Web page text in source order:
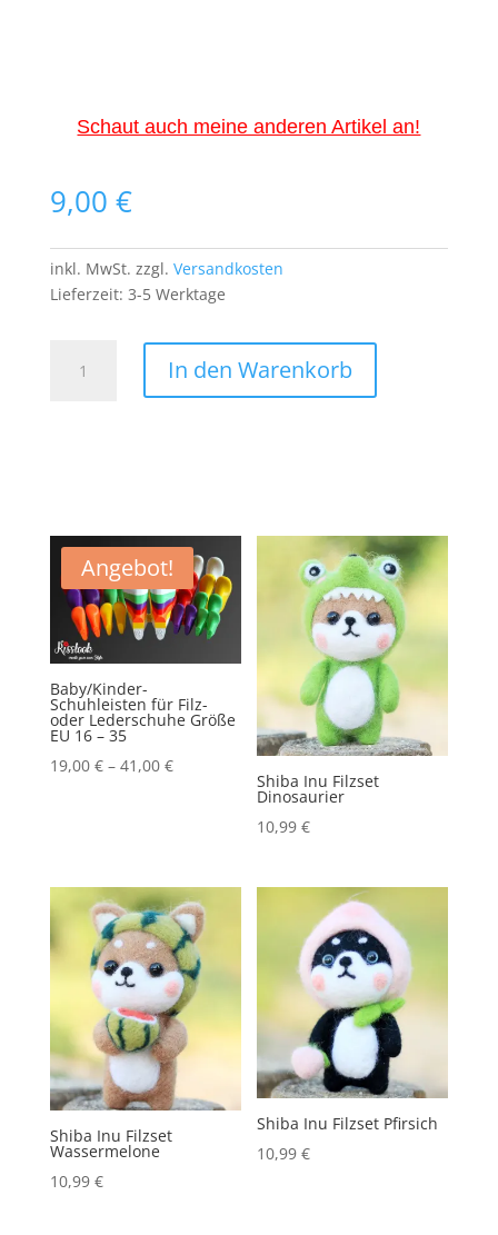
Schaut auch meine anderen Artikel an!
9,00 €
inkl. MwSt. zzgl. Versandkosten
Lieferzeit: 3-5 Werktage
Gitarre
Band
Heavy
Metal
Musik
Menge
In den Warenkorb
Angebot!
Baby/Kinder-
Schuhleisten für Filz-
oder Lederschuhe Größe
EU 16 – 35
19,00 €– 41,00 €
Shiba Inu Filzset
Dinosaurier
10,99€
Shiba Inu Filzset
Wassermelone
10,99 €
Shiba Inu Filzset Pfirsich
10,99€